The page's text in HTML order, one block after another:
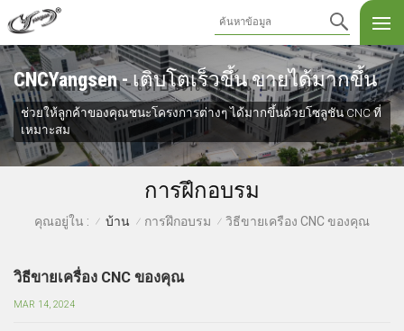
CNCYangsen - เติบโตเร็วขึ้น ขายได้มากขึ้น
ช่วยให้ลูกค้าของคุณชนะโครงการต่างๆ ได้มากขึ้นด้วยโซลูชัน CNC ที่
เหมาะสม
การฝึกอบรม
คุณอยู่ใน : / บ้าน / การฝึกอบรม / วิธีขายเครื่อง CNC ของคุณ
วิธีขายเครื่อง CNC ของคุณ
MAR 14, 2024